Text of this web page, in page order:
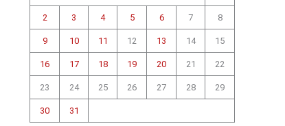
2 3 4 5 6 7 8
9 10 11 12 13 14 15
16 17 18 19 20 21 22
23 24 25 26 27 28 29
30 31